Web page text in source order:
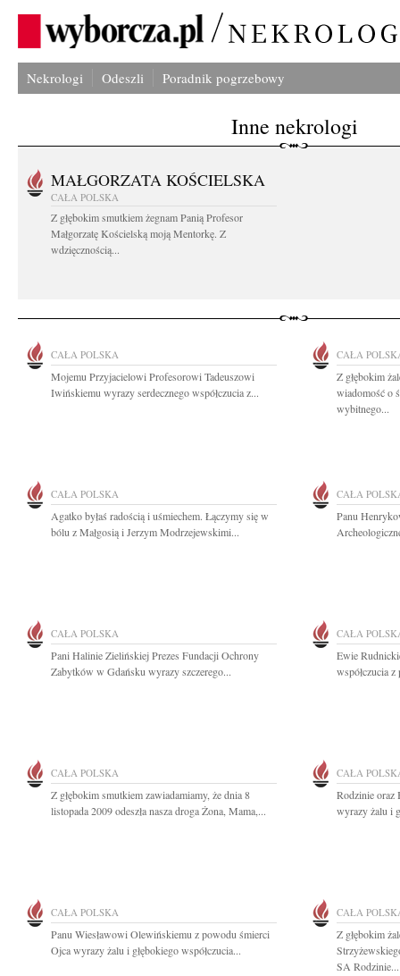
Nekrologi Odeszli Poradnik pogrzebowy
Inne nekrologi
MAŁGORZATA KOŚCIELSKA
CAŁA POLSKA
Z głębokim smutkiem żegnam Panią Profesor
Małgorzatę Kościelską moją Mentorkę. Z
wdzięcznością...
CAŁA POLSKA
Mojemu Przyjacielowi Profesorowi Tadeuszowi
Iwińskiemu wyrazy serdecznego współczucia z...
CAŁA
Z głębokim
wiadomość o
wybitnego...
CAŁA POLSKA
Agatko byłaś radością i uśmiechem. Łączymy się w
bólu z Małgosią i Jerzym Modrzejewskimi...
CAŁA
Panu
CAŁA POLSKA
Pani Halinie Zielińskiej Prezes Fundacji Ochrony
Zabytków w Gdańsku wyrazy szczerego...
CAŁA
Ewie
współczucia
CAŁA POLSKA
Z głębokim smutkiem zawiadamiamy, że dnia 8
listopada 2009 odeszła nasza droga Żona, Mama,...
CAŁA
Rodzinie oraz
wyrazy żalu i
CAŁA POLSKA
Panu Wiesławowi Olewińskiemu z powodu śmierci
Ojca wyrazy żalu i głębokiego współczucia...
CAŁA
Z głębokim
SA Rodzinie...